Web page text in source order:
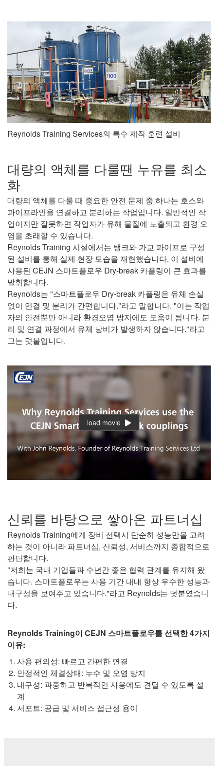
Reynolds Training Services의 특수 제작 훈련 설비
대량의 액체를 다룰땐 누유를 최소
화
대량의 액체를 다룰 때 중요한 안전 문제 중 하나는 호스와
파이프라인을 연결하고 분리하는 작업입니다. 일반적인 작
업이지만 잘못하면 작업자가 유해 물질에 노출되고 환경 오
염을 초래할 수 있습니다.
Reynolds Training 시설에서는 탱크와 가교 파이프로 구성
된 설비를 통해 실제 현장 모습을 재현했습니다. 이 설비에
사용된 CEJN 스마트플로우 Dry-break 카플링이 큰 효과를
발휘합니다.
Reynolds는 "스마트플로우 Dry-break 카플링은 유체 손실
없이 연결 및 분리가 간편합니다."라고 말합니다. "이는 작업
자의 안전뿐만 아니라 환경오염 방지에도 도움이 됩니다. 분
리 및 연결 과정에서 유체 낭비가 발생하지 않습니다."라고
그는 덧붙입니다.
load movie
신뢰를 바탕으로 쌓아온 파트너십
Reynolds Training에게 장비 선택시 단순히 성능만을 고려
하는 것이 아니라 파트너십, 신뢰성, 서비스까지 종합적으로
판단합니다.
"저희는 국내 기업들과 수년간 좋은 협력 관계를 유지해 왔
습니다. 스마트플로우는 사용 기간 내내 항상 우수한 성능과
내구성을 보여주고 있습니다."라고 Reynolds는 덧붙였습니
다.
Reynolds Training이 CEJN 스마트플로우를 선택한 4가지
이유:
사용 편의성: 빠르고 간편한 연결
안정적인 체결상태: 누수 및 오염 방지
내구성: 과중하고 반복적인 사용에도 견딜 수 있도록 설
계
서포트: 공급 및 서비스 접근성 용이